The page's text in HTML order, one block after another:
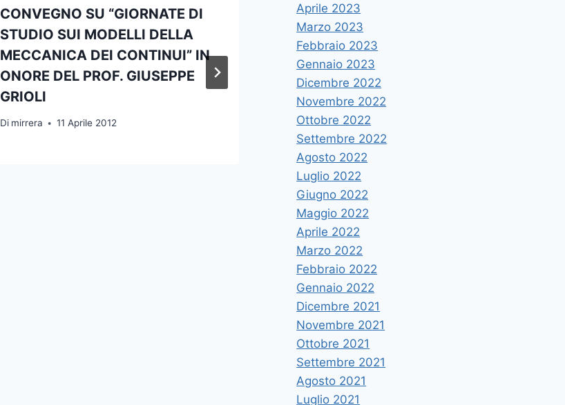
CONVEGNO SU “GIORNATE DI
STUDIO SUI MODELLI DELLA
MECCANICA DEI CONTINUI” IN
ONORE DEL PROF. GIUSEPPE
GRIOLI
Di mirrera 11 Aprile 2012
L’Ambasciatrice del Vietnam in
Italia ricevuta dal Rettore
Diicuzzocrea 15 Luglio 2021
Aprile 2023
Marzo 2023
Febbraio 2023
Gennaio 2023
Dicembre 2022
Novembre 2022
Ottobre 2022
Settembre 2022
Agosto 2022
Luglio 2022
Giugno 2022
Maggio 2022
Aprile 2022
Marzo 2022
Febbraio 2022
Gennaio 2022
Dicembre 2021
Novembre 2021
Ottobre 2021
Settembre 2021
Agosto 2021
Luglio 2021